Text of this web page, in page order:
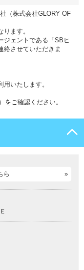
（株式会社GLORY OF
ます。
ジェントである「SBヒ
絡させていただきま
いたします。
をご確認ください。
ら